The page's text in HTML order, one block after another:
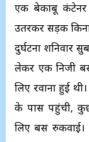
एक बेकाबू
उतरकर सड़क
​दुर्घटना ​शनिवार
लेकर एक निजी
लिए रवाना हुई
के पास पहुंची,
लिए बस रुकवाई।